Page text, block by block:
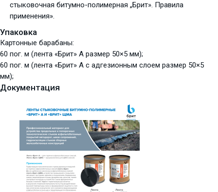
стыковочная битумно-полимерная „Брит». Правила
применения».
Упаковка
Картонные барабаны:
60 пог. м (лента «Брит» А размер 50×5 мм);
60 пог. м (лента «Брит» А с адгезионным слоем размер 50×5
мм);
Документация